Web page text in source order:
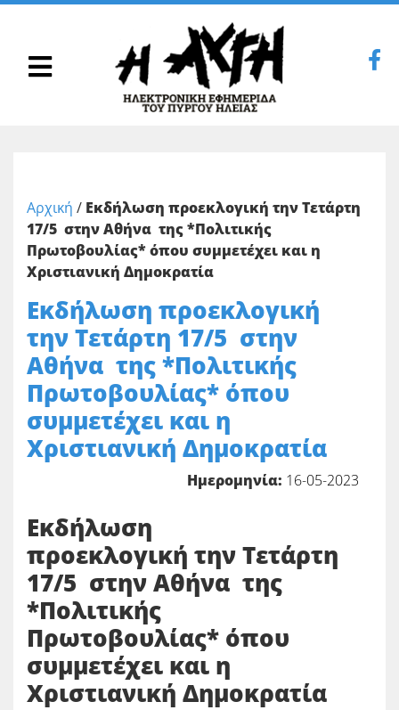
Αρχική / Εκδήλωση προεκλογική την Τετάρτη
17/5 στην Αθήνα της *Πολιτικής
Πρωτοβουλίας* όπου συμμετέχει και η
Χριστιανική Δημοκρατία
Εκδήλωση προεκλογική
την Τετάρτη 17/5 στην
Αθήνα της *Πολιτικής
Πρωτοβουλίας* όπου
συμμετέχει και η
Χριστιανική Δημοκρατία
Ημερομηνία: 16-05-2023
Εκδήλωση
προεκλογική την Τετάρτη
17/5 στην Αθήνα της
*Πολιτικής
Πρωτοβουλίας* όπου
συμμετέχει και η
Χριστιανική Δημοκρατία